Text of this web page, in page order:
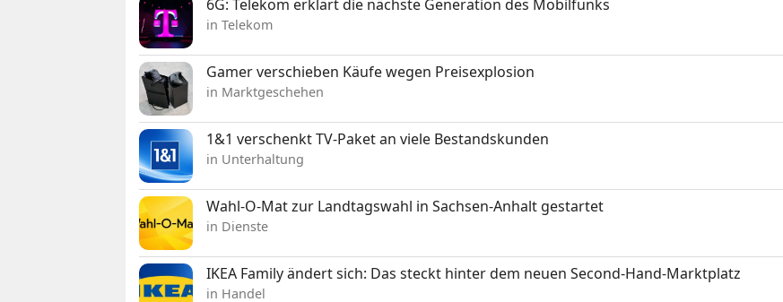
6G: Telekom erklärt die nächste Generation des Mobilfunks
in Telekom
Gamer verschieben Käufe wegen Preisexplosion
in Marktgeschehen
1&1 verschenkt TV-Paket an viele Bestandskunden
in Unterhaltung
Wahl-O-Mat zur Landtagswahl in Sachsen-Anhalt gestartet
in Dienste
IKEA Family ändert sich: Das steckt hinter dem neuen Second-Hand-Marktplatz
in Handel